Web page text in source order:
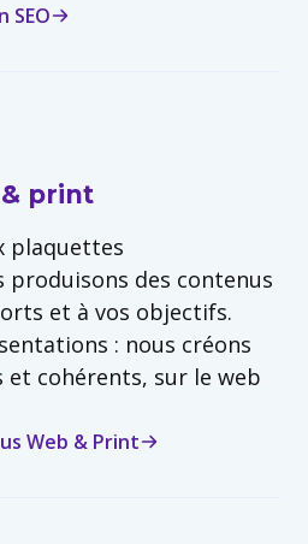
SEO
print
plaquettes
produisons des contenus
et à vos objectifs.
: nous créons
et cohérents, sur le web
Web & Print